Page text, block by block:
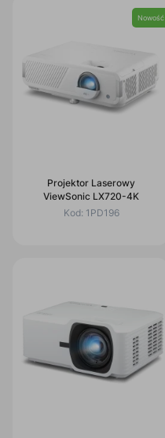
Nowość
Projektor Laserowy
ViewSonic LX720-4K
Kod: 1PD196